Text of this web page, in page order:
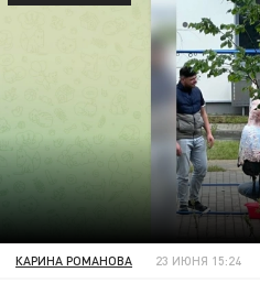
КАРИНА РОМАНОВА 23 ИЮНЯ 15:24